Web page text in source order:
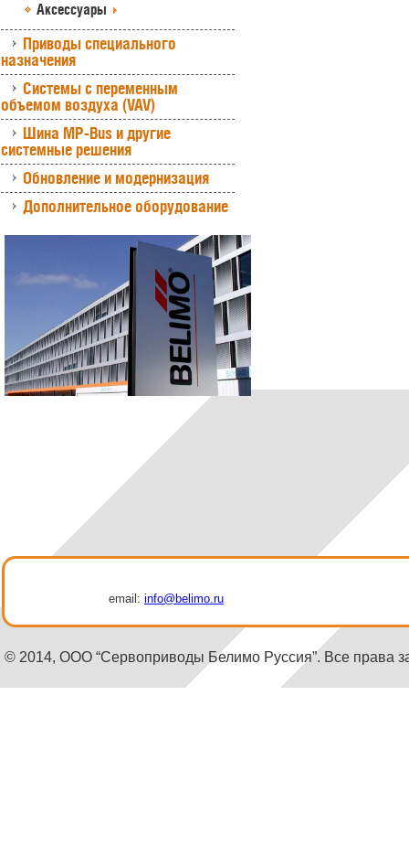
Аксессуары
Приводы специального
назначения
Системы с переменным
объемом воздуха (VAV)
Шина MP-Bus и другие
системные решения
Обновление и модернизация
Дополнительное оборудование
email: info@belimo.ru
© 2014, ООО “Сервоприводы Белимо Руссия”. Все права